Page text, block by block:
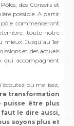
des Conseils et
possible. A partir
commenceront
toute notre
Jusqu’au 1er
et des actuels
qui accompagnent
ou me lisez,
transformation
puisse être plus
le dire aussi,
soyons plus et